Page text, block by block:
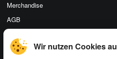
Wir nutzen Cookies
Merchandise
AGB